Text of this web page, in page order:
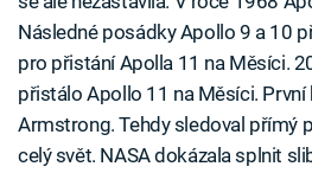
Následné posádky Apollo 9 a 10
pro přistání Apolla 11 na Měsíci.
přistálo Apollo 11 na Měsíci. První
Armstrong. Tehdy sledoval přímý
celý svět. NASA dokázala splnit